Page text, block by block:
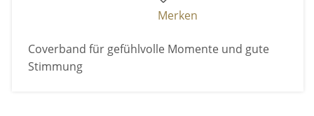
Merken
Coverband für gefühlvolle Momente und gute
Stimmung